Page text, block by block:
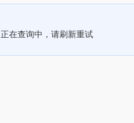
正在查询中，请刷新重试